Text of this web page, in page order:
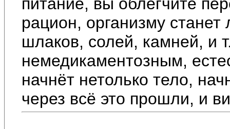
рацион, организму
шлаков, солей, камней, и
немедикаментозным,
начнёт нетолько тело,
через всё это прошли, и